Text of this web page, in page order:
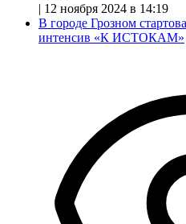
| 12 ноября 2024 в 14:19
В городе Грозном
интенсив «К ИСТОКАМ»